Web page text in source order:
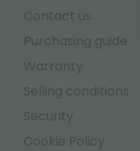
Contact us
Purchasing guide
Warranty
Selling conditions
Security
Cookie Policy